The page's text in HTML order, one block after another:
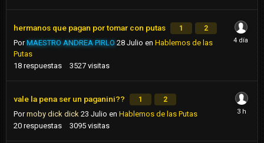
hermanos que pagan por tomar con putas 1 2
PorMAESTRO ANDREA PIRLO 28 Julio en Hablemos de las
Putas
18 respuestas 3527 visitas
vale la pena ser un paganini?? 1 2
Pormoby dick dick 23 Julio en Hablemos de las Putas
20 respuestas 3095 visitas